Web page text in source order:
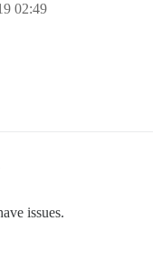
02:49
issues.